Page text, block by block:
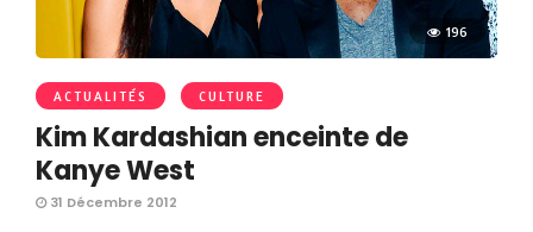
196
ACTUALITÉS CULTURE
Kim Kardashian enceinte de
Kanye West
31 Décembre 2012